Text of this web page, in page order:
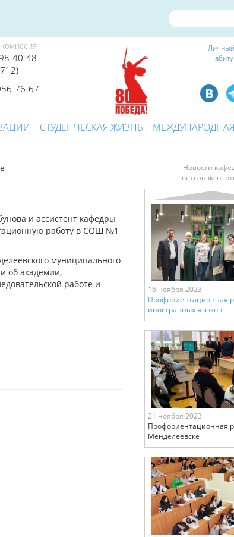
40-48
76-67
СТУДЕНЧЕСКАЯ ЖИЗНЬ
и ассистент кафедры
работу в СОШ №1
муниципального
об академии,
работе и
Новости
16 ноября 2023
Профориентационная
иностранных языков
21 ноября 2023
Профориентационная
Менделеевске